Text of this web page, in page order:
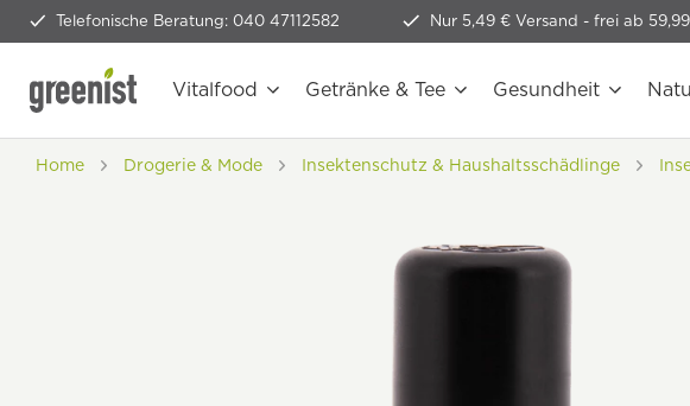
Telefonische Beratung: 040 47112582 Nur 5,49 € Versand - frei ab
Vitalfood Getränke & Tee Gesundheit
Home Drogerie & Mode Insektenschutz & Haushaltsschädlinge